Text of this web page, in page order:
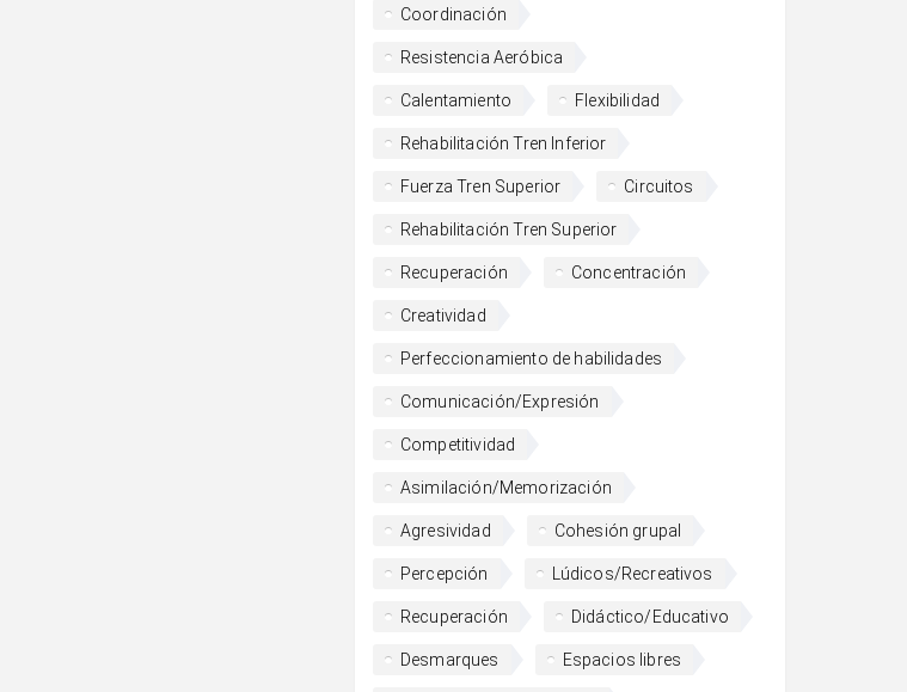
Coordinación
Resistencia Aeróbica
Calentamiento Flexibilidad
Rehabilitación Tren Inferior
Fuerza Tren Superior Circuitos
Rehabilitación Tren Superior
Recuperación Concentración
Creatividad
Perfeccionamiento de habilidades
Comunicación/Expresión
Competitividad
Asimilación/Memorización
Agresividad Cohesión grupal
Percepción Lúdicos/Recreativos
Recuperación Didáctico/Educativo
Desmarques Espacios libres